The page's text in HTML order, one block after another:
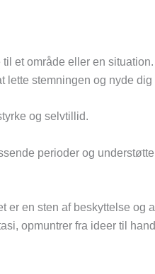
et område eller en
stemningen og nyde dig
og selvtillid.
perioder og
er en sten af beskyttelse og
opmuntrer fra ideer til